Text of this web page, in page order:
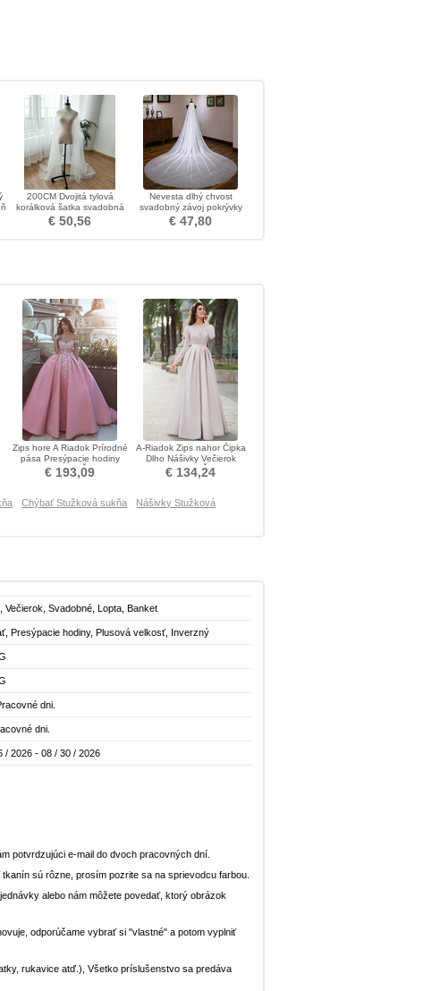
200CM Dvojitá tylová
korálková šatka svadobná
šatka
€ 50,56
Nevesta dlhý chvost
svadobný závoj pokrývky
hlavy biely lesklý závoj
hviezdnej oblohy
€ 47,80
Zips hore A Riadok Prírodné
pása Presýpacie hodiny
Stužková Šaty
€ 193,09
A-Riadok Zips nahor Čipka
Dlho Nášivky Večierok
Stužková Šaty
€ 134,24
Chýbať Stužková sukňa
Nášivky Stužková
Večierok, Svadobné, Lopta, Banket
Presýpacie hodiny, Plusová velkosť, Inverzný
Jablko
dni.
dni.
/ 2026 - 08 / 30 / 2026
potvrdzujúci e-mail do dvoch pracovných dní.
sú rôzne, prosím pozrite sa na sprievodcu farbou.
alebo nám môžete povedať, ktorý obrázok
odporúčame vybrať si "vlastné" a potom vyplniť
rukavice atď.), Všetko príslušenstvo sa predáva